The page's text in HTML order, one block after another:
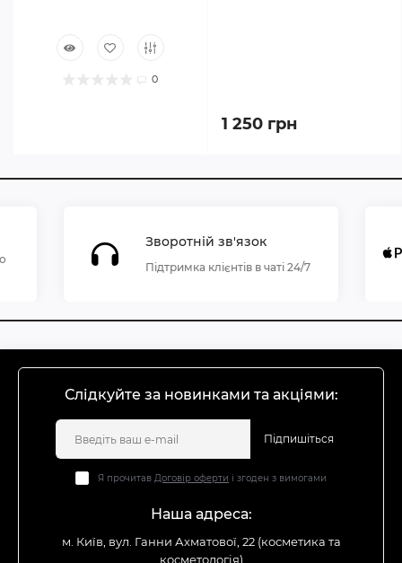
0
1 250 грн
Зворотній зв'язок
Підтримка клієнтів в чаті 24/7
Слідкуйте за новинками та акціями:
Підпишіться
Я прочитав Договір оферти і згоден з вимогами
Наша адреса:
м. Київ, вул. Ганни Ахматової, 22 (косметика та
косметологія)